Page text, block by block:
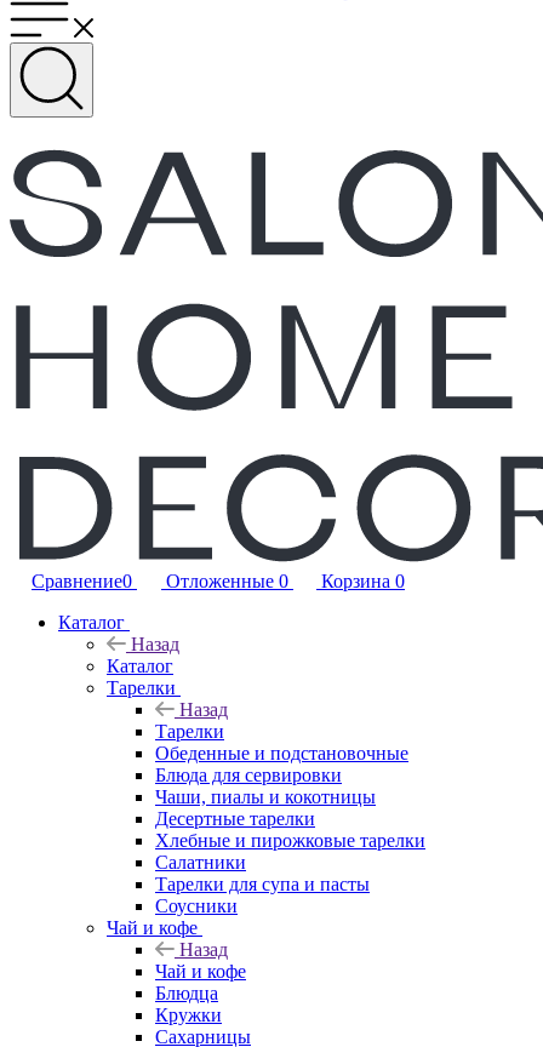
Сравнение0 Отложенные 0 Корзина 0
Каталог
Назад
Каталог
Тарелки
Назад
Тарелки
Обеденные и подстановочные
Блюда для сервировки
Чаши, пиалы и кокотницы
Десертные тарелки
Хлебные и пирожковые тарелки
Салатники
Тарелки для супа и пасты
Соусники
Чай и кофе
Назад
Чай и кофе
Блюдца
Кружки
Сахарницы